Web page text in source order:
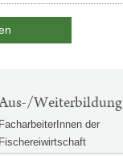
Weiterbildung
FacharbeiterInnen der
Fischereiwirtschaft